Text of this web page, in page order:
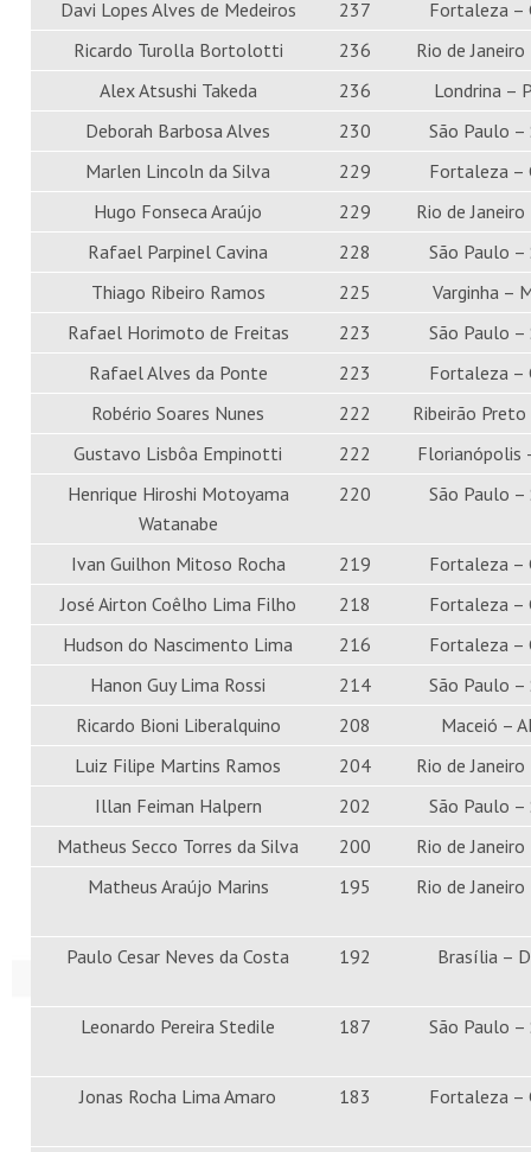
Davi Lopes Alves de Medeiros
237
Fortaleza –
Ricardo Turolla Bortolotti
236
Rio de Janeiro
Alex Atsushi Takeda
236
Londrina –
Deborah Barbosa Alves
230
São Paulo –
Marlen Lincoln da Silva
229
Fortaleza –
Hugo Fonseca Araújo
229
Rio de Janeiro
Rafael Parpinel Cavina
228
São Paulo –
Thiago Ribeiro Ramos
225
Varginha –
Rafael Horimoto de Freitas
223
São Paulo –
Rafael Alves da Ponte
223
Fortaleza –
Robério Soares Nunes
222
Ribeirão Preto
Gustavo Lisbôa Empinotti
222
Florianópolis
Henrique Hiroshi Motoyama
Watanabe
220 São Paulo –
Ivan Guilhon Mitoso Rocha 219
Fortaleza –
José Airton Coêlho Lima Filho
218
Fortaleza –
Hudson do Nascimento Lima
216
Fortaleza –
Hanon Guy Lima Rossi
214
São Paulo –
Ricardo Bioni Liberalquino
208
Maceió –
Luiz Filipe Martins Ramos
204
Rio de Janeiro
Illan Feiman Halpern
202
São Paulo –
Matheus Secco Torres da Silva
200
Rio de Janeiro
Matheus Araújo Marins
195 Rio de Janeiro
Paulo Cesar Neves da Costa 192 Brasília –
Leonardo Pereira Stedile 187 São Paulo –
Jonas Rocha Lima Amaro 183 Fortaleza –